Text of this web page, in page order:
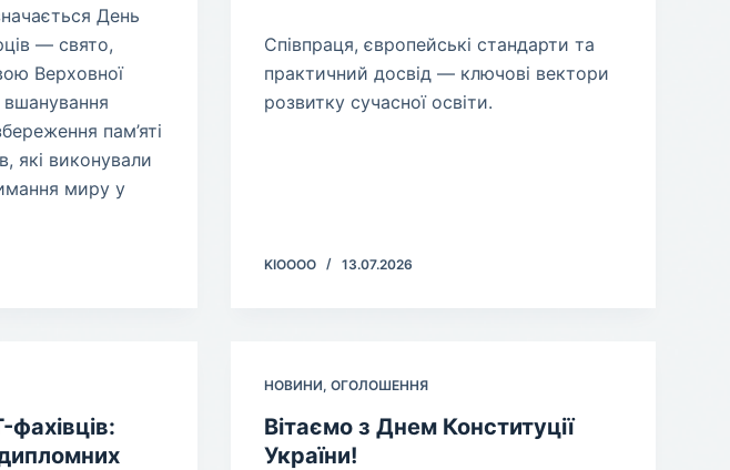
День
— свято,
Верховної
пам’яті
які виконували
миру у
​Співпраця, європейські стандарти та
практичний досвід — ключові вектори
розвитку сучасної освіти.
KIOOOO 13.07.2026
фахівців:
НОВИНИ, ОГОЛОШЕННЯ
Вітаємо з Днем Конституції
України!